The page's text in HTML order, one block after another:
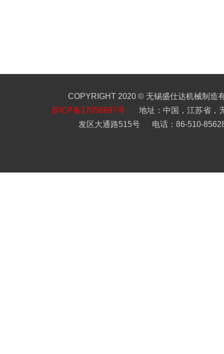
COPYRIGHT 2020 © 无锡盛仕达机械制造
苏ICP备17058697号
地址：中国，江苏省，
发区大通路515号 电话：86-510-